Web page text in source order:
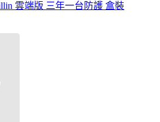
雲端版 三年一台防護 盒裝